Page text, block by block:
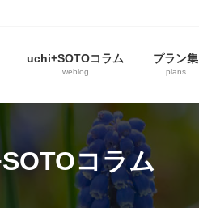
uchi+SOTOコラム
weblog
プラン集
plans
コラム